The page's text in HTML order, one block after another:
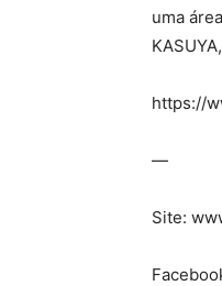
uma
https://
—
Site: